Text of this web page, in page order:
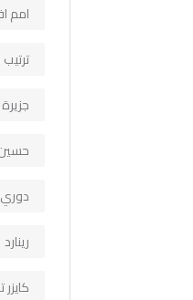
امم
دوري
رينارد